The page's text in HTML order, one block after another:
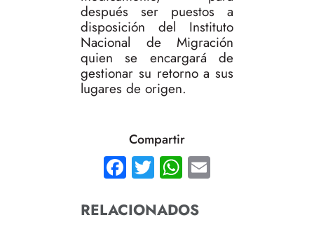
después ser puestos a
disposición del Instituto
Nacional de Migración
quien se encargará de
gestionar su retorno a sus
lugares de origen.
Compartir
Facebook
TwitterWhatsApp
RELACIONADOS